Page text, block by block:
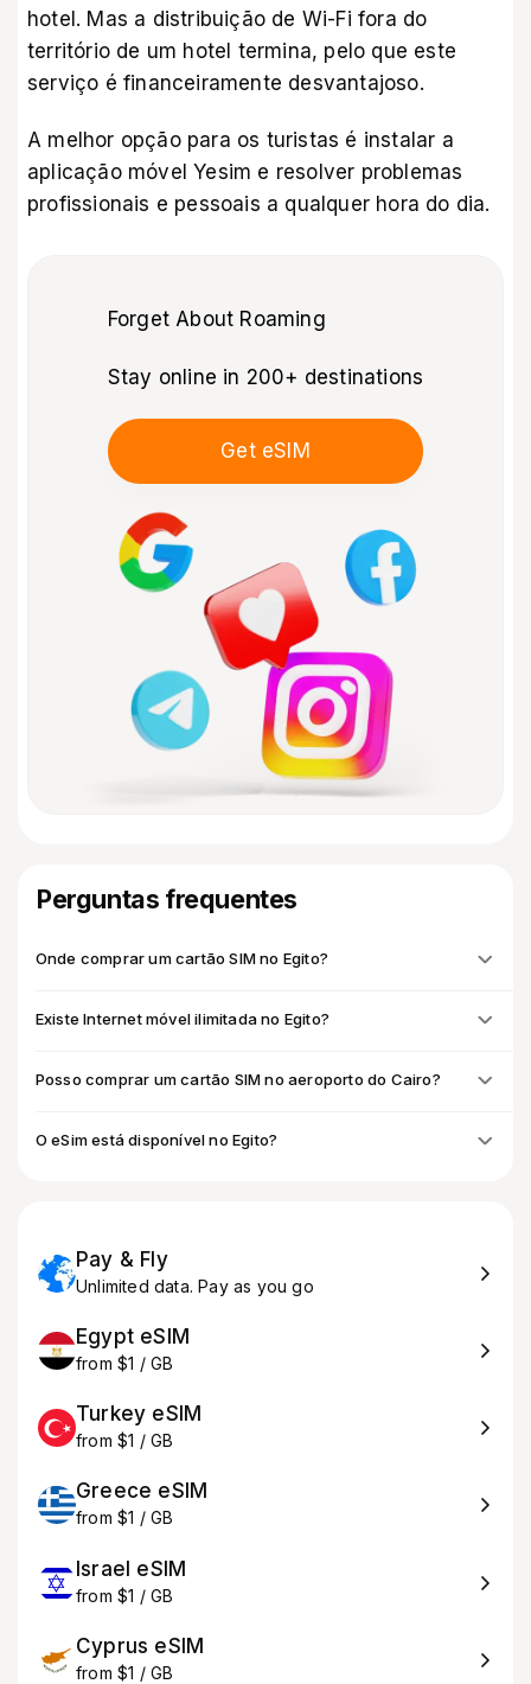
hotel. Mas a distribuição de Wi-Fi fora do
território de um hotel termina, pelo que este
serviço é financeiramente desvantajoso.
A melhor opção para os turistas é instalar a
aplicação móvel Yesim e resolver problemas
profissionais e pessoais a qualquer hora do dia.
Forget About Roaming
Stay online in 200+ destinations
Get eSIM
Perguntas frequentes
Onde comprar um cartão SIM no Egito?
Existe Internet móvel ilimitada no Egito?
Posso comprar um cartão SIM no aeroporto do Cairo?
O eSim está disponível no Egito?
Pay & Fly
Unlimited data. Pay as you go
Egypt eSIM
from $1 / GB
Turkey eSIM
from $1 / GB
Greece eSIM
from $1 / GB
Israel eSIM
from $1 / GB
Cyprus eSIM
from $1 / GB